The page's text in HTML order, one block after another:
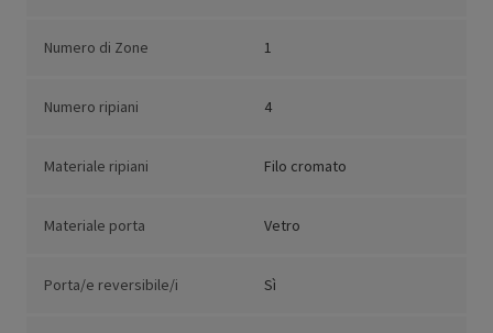
Numero di Zone 1
Numero ripiani 4
Materiale ripiani Filo cromato
Materiale porta Vetro
Porta/e reversibile/i Sì